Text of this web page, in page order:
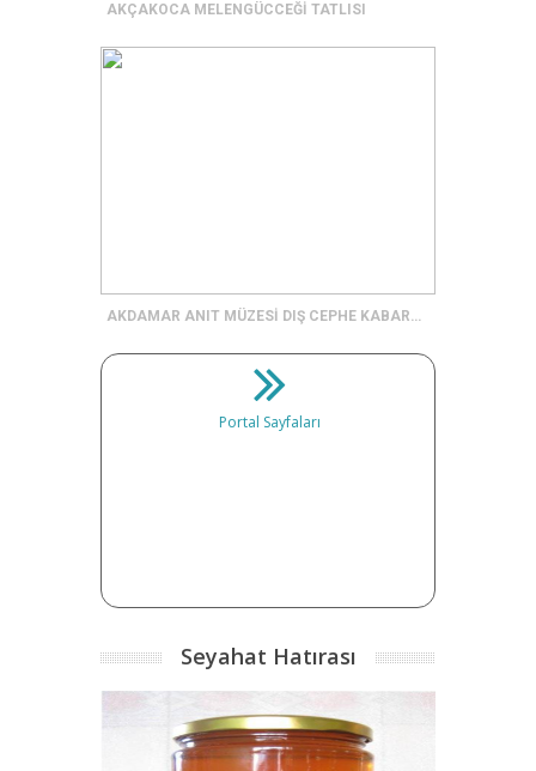
AKÇAKOCA MELENGÜCCEĞİ TATLISI
AKDAMAR ANIT MÜZESİ DIŞ CEPHE KABARTMALARI
Portal Sayfaları
Seyahat Hatırası